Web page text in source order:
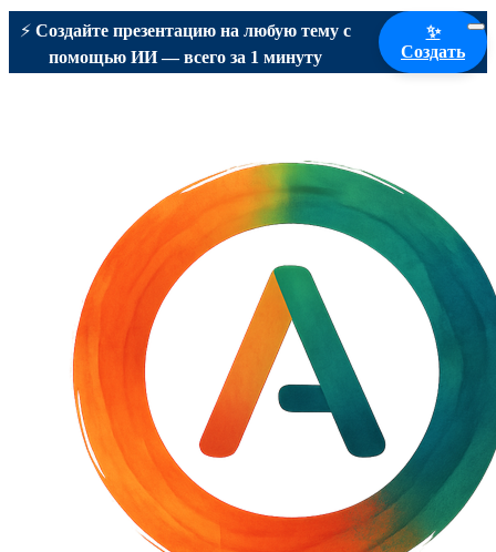
⚡ Создайте презентацию на любую тему с
помощью ИИ — всего за 1 минуту
✨
Создать